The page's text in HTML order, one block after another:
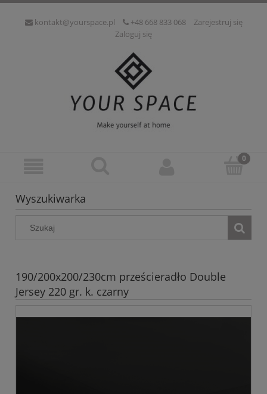
kontakt@yourspace.pl +48 668 833 068
Zarejestruj się
Zaloguj się
Wyszukiwarka
190/200x200/230cm prześcieradło Double
Jersey 220 gr. k. czarny